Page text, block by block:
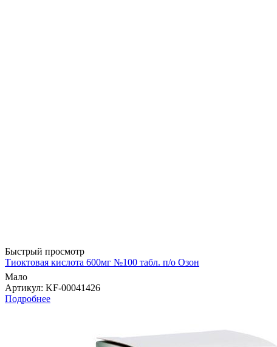
Быстрый просмотр
Тиоктовая кислота 600мг №100 табл. п/о Озон
Мало
Артикул: KF-00041426
Подробнее